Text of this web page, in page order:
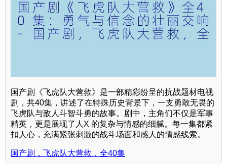
国产剧《飞虎队大营救》是一部精彩纷呈的抗战题材电视
剧，共40集，讲述了在特殊历史背景下，一支勇敢无畏的
飞虎队与敌人斗智斗勇的故事。剧中，主角们不仅是军事
精英，更是展现了人X 的复杂与情感的细腻。每一集都紧
扣人心，充满紧张刺激的战斗场面和感人的情感线索。
国产剧，飞虎队大营救，全40集